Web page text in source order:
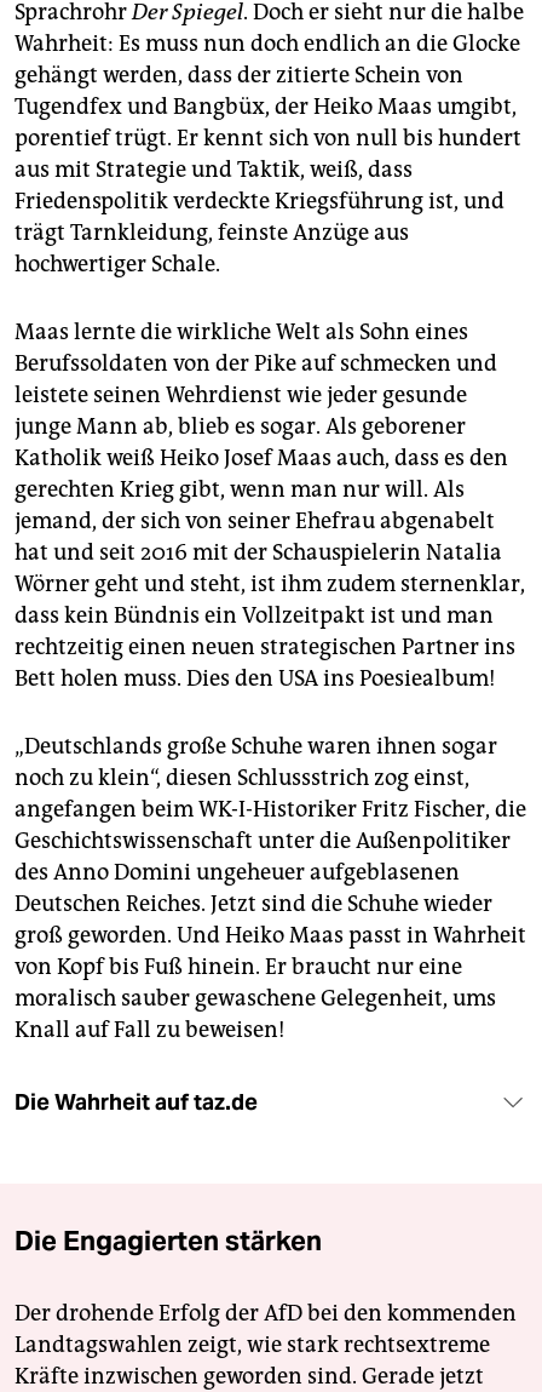
SprachrohrDer Spiegel. Doch er sieht nur die halbe
Wahrheit: Es muss nun doch endlich an die Glocke
gehängt werden, dass der zitierte Schein von
Tugendfex und Bangbüx, der Heiko Maas umgibt,
porentief trügt. Er kennt sich von null bis hundert
aus mit Strategie und Taktik, weiß, dass
Friedenspolitik verdeckte Kriegsführung ist, und
trägt Tarnkleidung, feinste Anzüge aus
hochwertiger Schale.
Maas lernte die wirkliche Welt als Sohn eines
Berufssoldaten von der Pike auf schmecken und
leistete seinen Wehrdienst wie jeder gesunde
junge Mann ab, blieb es sogar. Als geborener
Katholik weiß Heiko Josef Maas auch, dass es den
gerechten Krieg gibt, wenn man nur will. Als
jemand, der sich von seiner Ehefrau abgenabelt
hat und seit 2016 mit der Schauspielerin Natalia
Wörner geht und steht, ist ihm zudem sternenklar,
dass kein Bündnis ein Vollzeitpakt ist und man
rechtzeitig einen neuen strategischen Partner ins
Bett holen muss. Dies den USA ins Poesiealbum!
„Deutschlands große Schuhe waren ihnen sogar
noch zu klein“, diesen Schlussstrich zog einst,
angefangen beim WK-I-Historiker Fritz Fischer, die
Geschichtswissenschaft unter die Außenpolitiker
des Anno Domini ungeheuer aufgeblasenen
Deutschen Reiches. Jetzt sind die Schuhe wieder
groß geworden. Und Heiko Maas passt in Wahrheit
von Kopf bis Fuß hinein. Er braucht nur eine
moralisch sauber gewaschene Gelegenheit, ums
Knall auf Fall zu beweisen!
Die Wahrheit auf taz.de
Die Engagierten stärken
Der drohende Erfolg der AfD bei den kommenden
Landtagswahlen zeigt, wie stark rechtsextreme
Kräfte inzwischen geworden sind. Gerade jetzt